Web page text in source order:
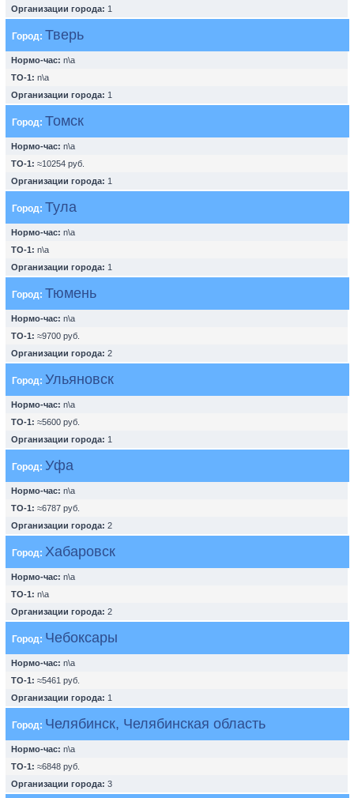
Организации города: 1
Город: Тверь
Нормо-час: n\a
ТО-1: n\a
Организации города: 1
Город: Томск
Нормо-час: n\a
ТО-1: ≈10254 руб.
Организации города: 1
Город: Тула
Нормо-час: n\a
ТО-1: n\a
Организации города: 1
Город: Тюмень
Нормо-час: n\a
ТО-1: ≈9700 руб.
Организации города: 2
Город: Ульяновск
Нормо-час: n\a
ТО-1: ≈5600 руб.
Организации города: 1
Город: Уфа
Нормо-час: n\a
ТО-1: ≈6787 руб.
Организации города: 2
Город: Хабаровск
Нормо-час: n\a
ТО-1: n\a
Организации города: 2
Город: Чебоксары
Нормо-час: n\a
ТО-1: ≈5461 руб.
Организации города: 1
Город: Челябинск, Челябинская область
Нормо-час: n\a
ТО-1: ≈6848 руб.
Организации города: 3